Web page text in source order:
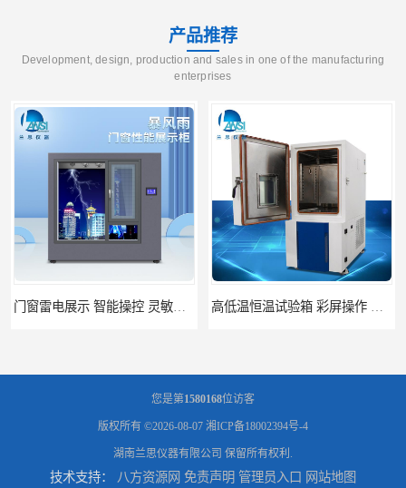
产品推荐
Development, design, production and sales in one of the manufacturing
enterprises
您是第1580168位访客
版权所有 ©2026-08-07 湘ICP备18002394号-4
湖南兰思仪器有限公司 保留所有权利.
技术支持： 八方资源网 免责声明 管理员入口 网站地图